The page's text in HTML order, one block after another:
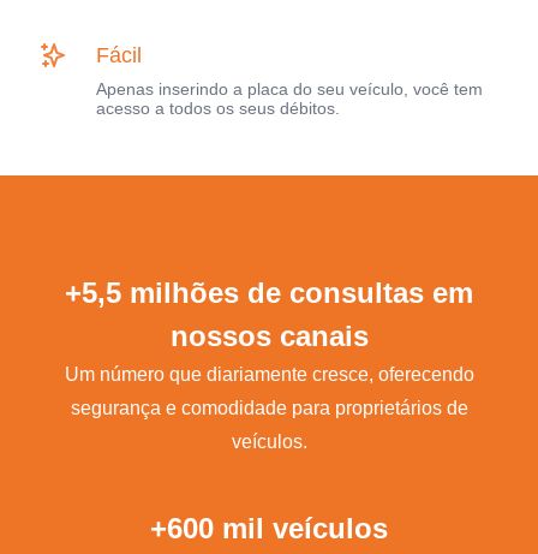
Fácil
Apenas inserindo a placa do seu veículo, você tem
acesso a todos os seus débitos.
+5,5 milhões de consultas em
nossos canais
Um número que diariamente cresce, oferecendo
segurança e comodidade para proprietários de
veículos.
+600 mil veículos